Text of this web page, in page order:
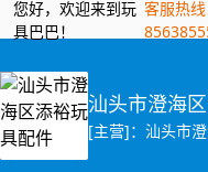
您好，欢迎来到玩
具巴巴！
客服热
汕头市澄海